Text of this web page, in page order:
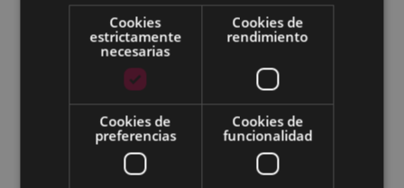
Fases del proceso del Presupuesto
Participativo
Propuestas ciudadanas
Accesibilidad a Jardiñeta
ERREBAL: proceso participativo
MATXARIATUZ: proceso participativo
Cookies
estrictamente
necesarias
Cookies de
rendimiento
Cookies de
preferencias
Cookies de
funcionalidad